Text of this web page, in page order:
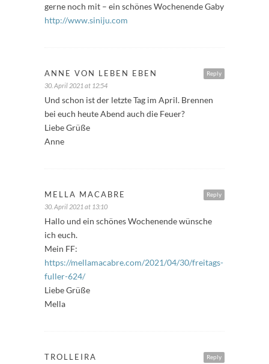
gerne noch mit – ein schönes Wochenende Gaby
http://www.siniju.com
Reply
ANNE VON LEBEN EBEN
30. April 2021 at 12:54
Und schon ist der letzte Tag im April. Brennen
bei euch heute Abend auch die Feuer?
Liebe Grüße
Anne
Reply
MELLA MACABRE
30. April 2021 at 13:10
Hallo und ein schönes Wochenende wünsche
ich euch.
Mein FF:
https://mellamacabre.com/2021/04/30/freitags-
fuller-624/
Liebe Grüße
Mella
Reply
TROLLEIRA